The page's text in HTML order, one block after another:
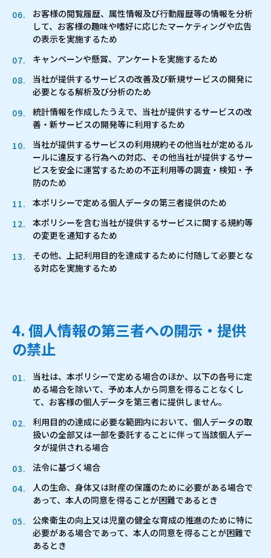
お客様の閲覧履歴、属性情報及び行動履歴等の情報を分析
して、お客様の趣味や嗜好に応じたマーケティングや広告
の表示を実施するため
キャンペーンや懸賞、アンケートを実施するため
当社が提供するサービスの改善及び新規サービスの開発に
必要となる解析及び分析のため
統計情報を作成したうえで、当社が提供するサービスの改
善・新サービスの開発等に利用するため
当社が提供するサービスの利用規約その他当社が定めるル
ールに違反する行為への対応、その他当社が提供するサー
ビスを安全に運営するための不正利用等の調査・検知・予
防のため
本ポリシーで定める個人データの第三者提供のため
本ポリシーを含む当社が提供するサービスに関する規約等
の変更を通知するため
その他、上記利用目的を達成するために付随して必要とな
る対応を実施するため
4. 個人情報の第三者への開示・提供
の禁止
当社は、本ポリシーで定める場合のほか、以下の各号に定
める場合を除いて、予め本人から同意を得ることなくし
て、お客様の個人データを第三者に提供しません。
利用目的の達成に必要な範囲内において、個人データの取
扱いの全部又は一部を委託することに伴って当該個人デー
タが提供される場合
法令に基づく場合
人の生命、身体又は財産の保護のために必要がある場合で
あって、本人の同意を得ることが困難であるとき
公衆衛生の向上又は児童の健全な育成の推進のために特に
必要がある場合であって、本人の同意を得ることが困難で
あるとき